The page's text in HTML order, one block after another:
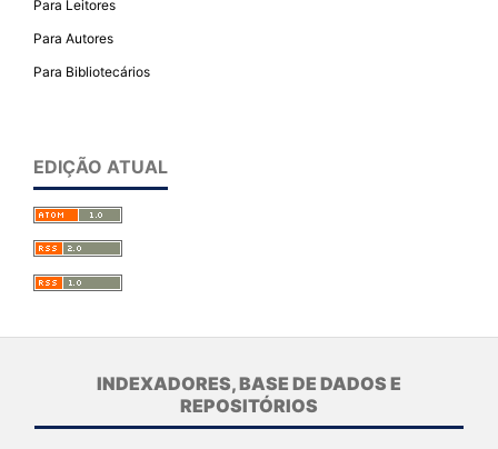
Para Leitores
Para Autores
Para Bibliotecários
EDIÇÃO ATUAL
INDEXADORES, BASE DE DADOS E
REPOSITÓRIOS